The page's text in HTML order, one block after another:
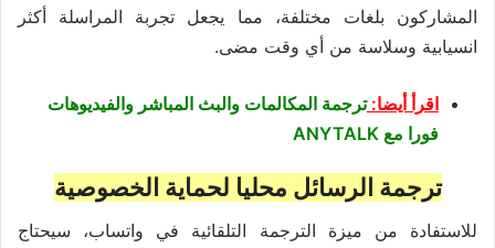
المشاركون بلغات مختلفة، مما يجعل تجربة المراسلة أكثر
انسيابية وسلاسة من أي وقت مضى.
اقرأ أيضا:ترجمة المكالمات والبث المباشر والفيديوهات
فورا مع ANYTALK
ترجمة الرسائل محليا لحماية الخصوصية
للاستفادة من ميزة الترجمة التلقائية في واتساب، سيحتاج